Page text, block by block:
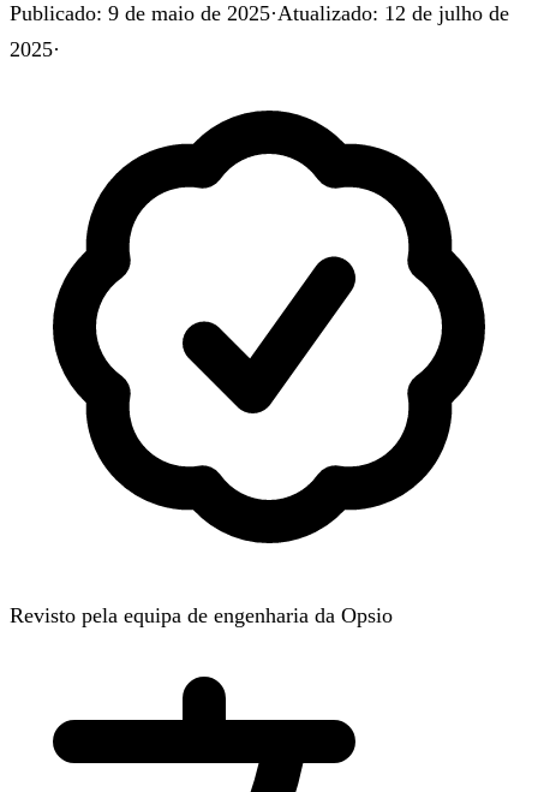
Publicado: 9 de maio de 2025·Atualizado: 12 de julho de
2025·
Revisto pela equipa de engenharia da Opsio